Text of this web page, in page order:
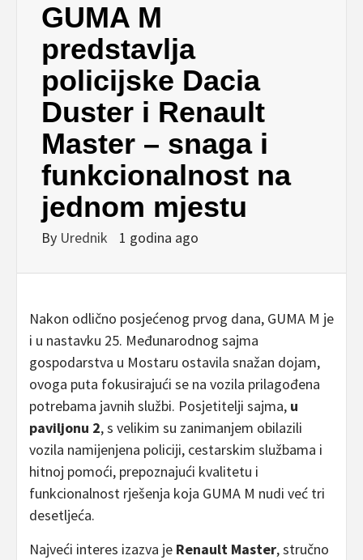
GUMA M
predstavlja
policijske Dacia
Duster i Renault
Master – snaga i
funkcionalnost na
jednom mjestu
By Urednik 1 godina ago
Nakon odlično posjećenog prvog dana, GUMA M je
i u nastavku 25. Međunarodnog sajma
gospodarstva u Mostaru ostavila snažan dojam,
ovoga puta fokusirajući se na vozila prilagođena
potrebama javnih službi. Posjetitelji sajma, u
paviljonu 2, s velikim su zanimanjem obilazili
vozila namijenjena policiji, cestarskim službama i
hitnoj pomoći, prepoznajući kvalitetu i
funkcionalnost rješenja koja GUMA M nudi već tri
desetljeća.
Najveći interes izazva je Renault Master, stručno